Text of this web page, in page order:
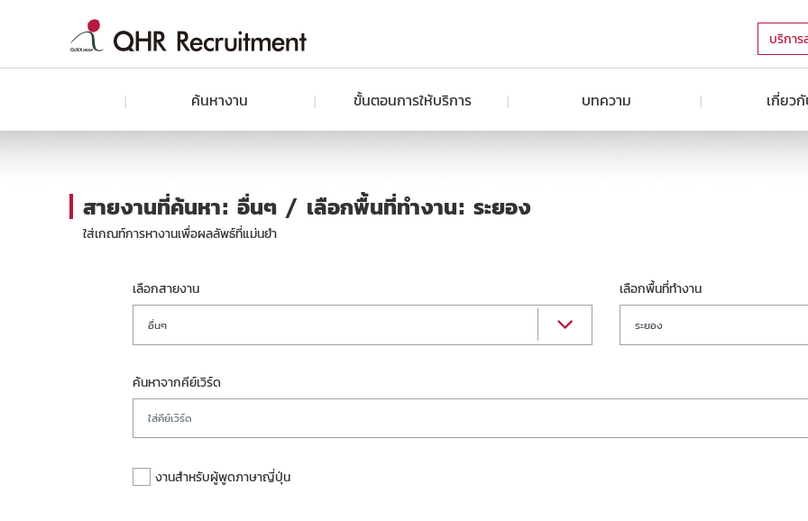
บริการ
ค้นหางาน ขั้นตอนการให้บริการ บทความ เกี่ยวกั
สายงานที่ค้นหา: อื่นๆ / เลือกพื้นที่ทำงาน: ระยอง
ใส่เกณท์การหางานเพื่อผลลัพธ์ที่แม่นยำ
เลือกสายงาน
อื่นๆ
เลือกพื้นที่ทำงาน
ระยอง
ค้นหาจากคีย์เวิร์ด
งานสำหรับผู้พูดภาษาญี่ปุ่น